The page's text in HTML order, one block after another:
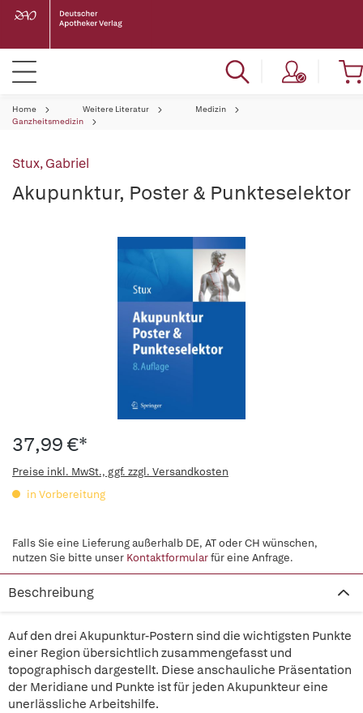
Home Weitere Literatur
Medizin
Ganzheitsmedizin
Stux, Gabriel
Akupunktur, Poster & Punkteselektor
37,99 €*
Preise inkl. MwSt., ggf. zzgl. Versandkosten
in Vorbereitung
Falls Sie eine Lieferung außerhalb DE, AT oder CH wünschen,
nutzen Sie bitte unser Kontaktformularfür eine Anfrage.
Beschreibung
Auf den drei Akupunktur-Postern sind die wichtigsten Punkte
einer Region übersichtlich zusammengefasst und
topographisch dargestellt. Diese anschauliche Präsentation
der Meridiane und Punkte ist für jeden Akupunkteur eine
unerlässliche Arbeitshilfe.